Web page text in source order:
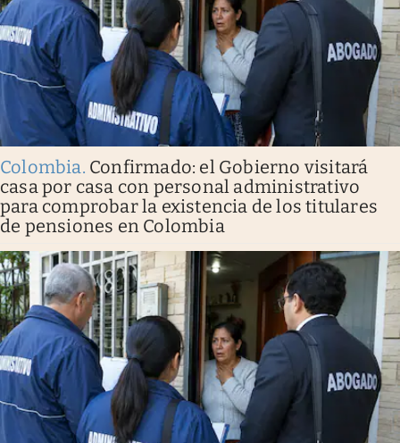
Colombia. Confirmado: el Gobierno visitará
casa por casa con personal administrativo
para comprobar la existencia de los titulares
de pensiones en Colombia